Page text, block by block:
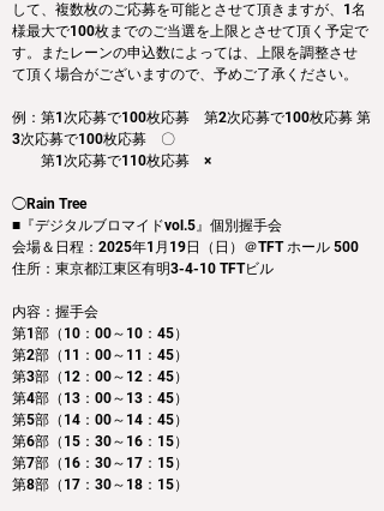
して、複数枚のご応募を可能とさせて頂きますが、1名
様最大で100枚までのご当選を上限とさせて頂く予定で
す。またレーンの申込数によっては、上限を調整させ
て頂く場合がございますので、予めご了承ください。
例：第1次応募で100枚応募　第2次応募で100枚応募 第
3次応募で100枚応募　〇
第1次応募で110枚応募　×
◯Rain Tree
■『デジタルブロマイドvol.5』個別握手会
会場＆日程：2025年1月19日（日）＠TFT ホール 500
住所：東京都江東区有明3-4-10 TFTビル
内容：握手会
第1部（10：00～10：45）
第2部（11：00～11：45）
第3部（12：00～12：45）
第4部（13：00～13：45）
第5部（14：00～14：45）
第6部（15：30～16：15）
第7部（16：30～17：15）
第8部（17：30～18：15）